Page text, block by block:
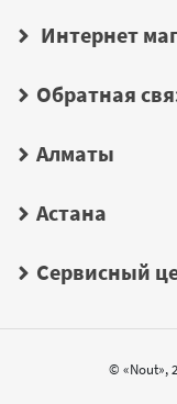
Интернет
Обратная
Алматы
Астана
Сервисный
© «Nout»,